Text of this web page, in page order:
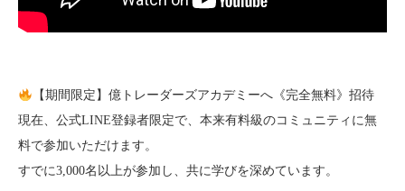
【期間限定】億トレーダーズアカデミーへ《完全無料》招待
現在、公式LINE登録者限定で、本来有料級のコミュニティに無
料で参加いただけます。
すでに3,000名以上が参加し、共に学びを深めています。